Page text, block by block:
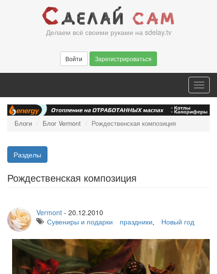
Делаем всё своими руками на sdelay.tv
Войти Зарегистрироваться
Блоги Блог Vermont Рождественская композиция
Разделы
Рождественская композиция
Vermont - 20.12.2010
Сувениры и подарки
праздники Новый год